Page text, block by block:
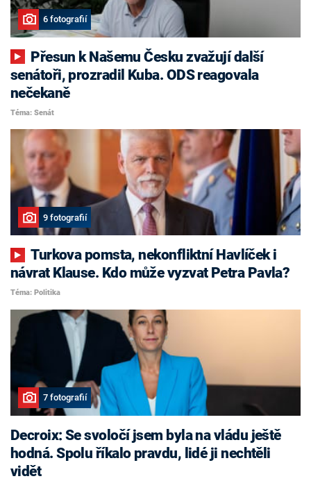
6 fotografií
senátoři, prozradil Kuba. ODS reagovala
nečekaně
Téma: Senát
9 fotografií
Turkova pomsta, nekonfliktní Havlíček i
návrat Klause. Kdo může vyzvat Petra Pavla?
Téma: Politika
7 fotografií
Decroix: Se svoločí jsem byla na vládu ještě
hodná. Spolu říkalo pravdu, lidé ji nechtěli
vidět